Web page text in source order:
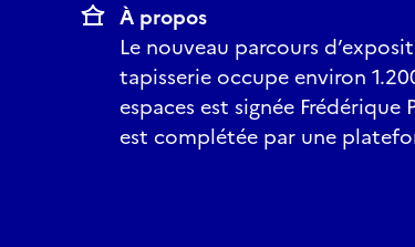
À propos
Le nouveau parcours
tapisserie occupe environ
espaces est signée
est complétée par une